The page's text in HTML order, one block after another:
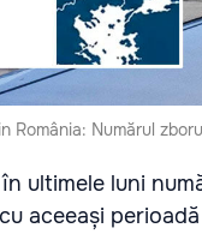
România: Numărul
ultimele luni
aceeași